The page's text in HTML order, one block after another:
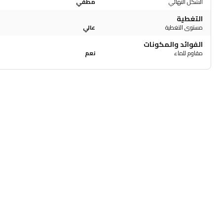
التغطية
مستوى التغطية عالي
الفوائد والمكونات
مقاوم للماء نعم